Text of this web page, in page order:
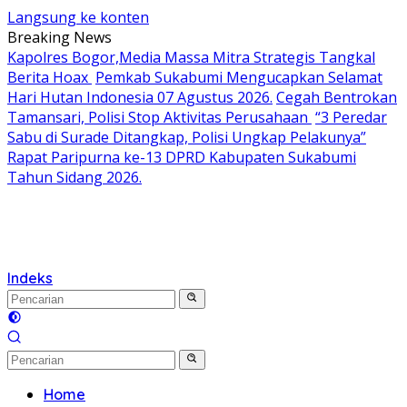
Langsung ke konten
Breaking News
Kapolres Bogor,Media Massa Mitra Strategis Tangkal
Berita Hoax Pemkab Sukabumi Mengucapkan Selamat
Hari Hutan Indonesia 07 Agustus 2026. Cegah Bentrokan
Tamansari, Polisi Stop Aktivitas Perusahaan “3 Peredar
Sabu di Surade Ditangkap, Polisi Ungkap Pelakunya”
Rapat Paripurna ke-13 DPRD Kabupaten Sukabumi
Tahun Sidang 2026.
Indeks
Home